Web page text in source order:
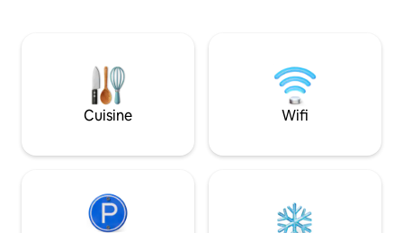
au-dessus de la ligne de flottaison, et
depuis le salon au 2ème étage, il y a un
balcon privé.
(parabolique). 3
superposé familial
convertible
Excellent
personnes si
Cuisine Wifi